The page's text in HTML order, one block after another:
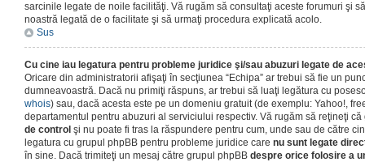
sarcinile legate de noile facilităţi. Vă rugăm să consultaţi aceste forumuri şi
noastră legată de o facilitate şi să urmaţi procedura explicată acolo.
Sus
Cu cine iau legatura pentru probleme juridice şi/sau abuzuri legate de
Oricare din administratorii afişaţi în secţiunea “Echipa” ar trebui să fie un
dumneavoastră. Dacă nu primiţi răspuns, ar trebui să luaţi legătura cu
whois) sau, dacă acesta este pe un domeniu gratuit (de exemplu: Yahoo!,
departamentul pentru abuzuri al serviciului respectiv. Vă rugăm să reţineţi
de control şi nu poate fi tras la răspundere pentru cum, unde sau de către
legatura cu grupul phpBB pentru probleme juridice care nu sunt legate
în sine. Dacă trimiteţi un mesaj către grupul phpBB despre orice folosire a